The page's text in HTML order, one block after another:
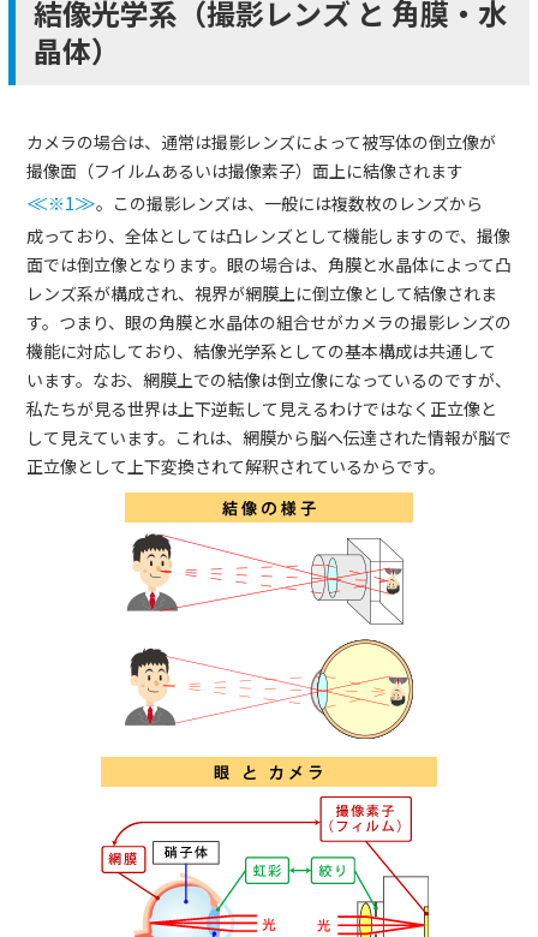
結像光学系（撮影レンズ と 角膜・水
晶体）
カメラの場合は、通常は撮影レンズによって被写体の倒立像が
撮像面（フイルムあるいは撮像素子）面上に結像されます
≪※1≫。この撮影レンズは、一般には複数枚のレンズから
成っており、全体としては凸レンズとして機能しますので、撮像
面では倒立像となります。眼の場合は、角膜と水晶体によって凸
レンズ系が構成され、視界が網膜上に倒立像として結像されま
す。つまり、眼の角膜と水晶体の組合せがカメラの撮影レンズの
機能に対応しており、結像光学系としての基本構成は共通して
います。なお、網膜上での結像は倒立像になっているのですが、
私たちが見る世界は上下逆転して見えるわけではなく正立像と
して見えています。これは、網膜から脳へ伝達された情報が脳で
正立像として上下変換されて解釈されているからです。